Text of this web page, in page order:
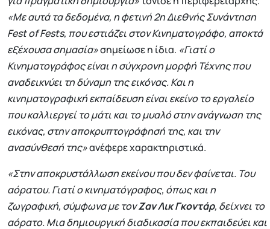
«Με αυτά τα δεδομένα, η φετινή 2η Διεθνής Συνάντηση
Fest of Fests, που εστιάζει στον Κινηματογράφο, αποκτά
εξέχουσα σημασία»σημείωσε η ίδια. «Γιατί ο
Κινηματογράφος είναι η σύγχρονη μορφή Τέχνης που
αναδεικνύει τη δύναμη της εικόνας. Και η
κινηματογραφική εκπαίδευση είναι εκείνο το εργαλείο
που καλλιεργεί το μάτι και το μυαλό στην ανάγνωση της
εικόνας, στην αποκρυπτογράφησή της, και την
ανασύνθεσή της»ανέφερε χαρακτηριστικά.
«Στην αποκρυστάλλωση εκείνου που δεν φαίνεται. Του
αόρατου. Γιατί ο κινηματόγραφος, όπως και η
ζωγραφική, σύμφωνα με τονΖαν Λικ Γκοντάρ, δείχνει το
αόρατο. Μια δημιουργική διαδικασία που εκπαιδεύει και